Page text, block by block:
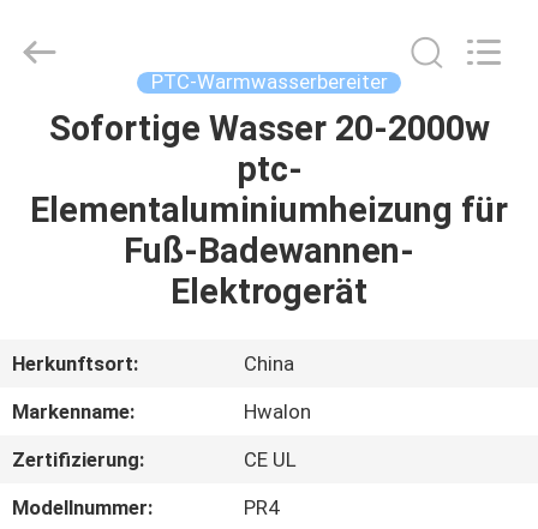
HEIM
PRODUKTE
WERKSBESICHTIGUNG
QUALITÄTSKONTROLLE
PTC-Warmwasserbereiter
Sofortige Wasser 20-2000w
ptc-
Elementaluminiumheizung für
Fuß-Badewannen-
Elektrogerät
Herkunftsort:
China
Markenname:
Hwalon
Zertifizierung:
CE UL
Modellnummer:
PR4